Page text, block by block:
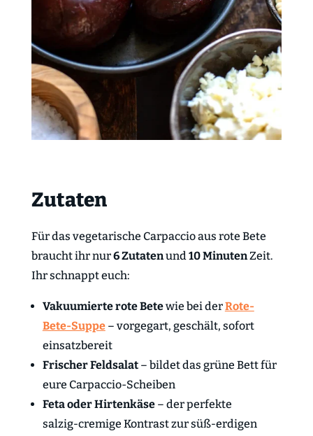
Zutaten
Für das vegetarische Carpaccio aus rote Bete
braucht ihr nur6 Zutatenund10 MinutenZeit.
Ihr schnappt euch:
Vakuumierte rote Betewie bei derRote-
Bete-Suppe– vorgegart, geschält, sofort
einsatzbereit
Frischer Feldsalat – bildet das grüne Bett für
eure Carpaccio-Scheiben
Feta oder Hirtenkäse – der perfekte
salzig‑cremige Kontrast zur süß‑erdigen